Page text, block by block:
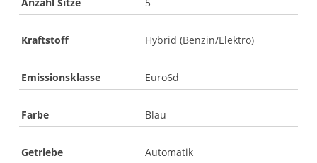
Kraftstoff Hybrid (Benzin/Elektro)
Emissionsklasse Euro6d
Farbe Blau
Getriebe Automatik